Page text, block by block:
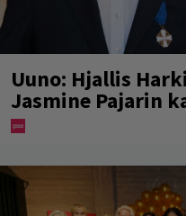
Uuno: Hjallis
Jasmine Pajarin